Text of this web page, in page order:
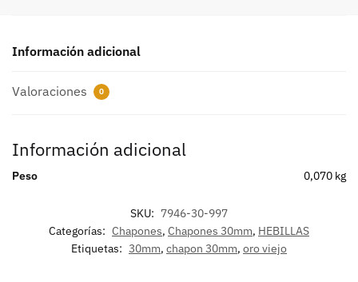
Información adicional
Valoraciones 0
Información adicional
Peso 0,070 kg
SKU: 7946-30-997
Categorías: Chapones, Chapones 30mm, HEBILLAS
Etiquetas: 30mm, chapon 30mm, oro viejo